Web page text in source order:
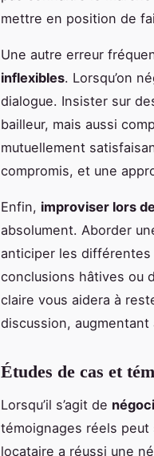
mettre en position de
Une autre erreur
inflexibles. Lorsqu’on
dialogue. Insister sur
bailleur, mais aussi
mutuellement
compromis, et une
Enfin, improviser lors
absolument. Aborder
anticiper les différentes
conclusions hâtives ou
claire vous aidera à
discussion, augmentant
Études de cas et
Lorsqu’il s’agit de
témoignages réels peut
locataire a réussi une